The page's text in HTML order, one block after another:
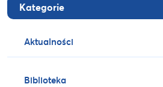
Kategorie
Aktualności
Biblioteka